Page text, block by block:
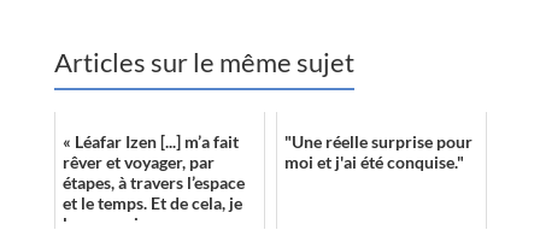
Articles sur le même sujet
« Léafar Izen [...] m’a fait
rêver et voyager, par
étapes, à travers l’espace
et le temps. Et de cela, je
le remercie. »
"Une réelle surprise pour
moi et j'ai été conquise."